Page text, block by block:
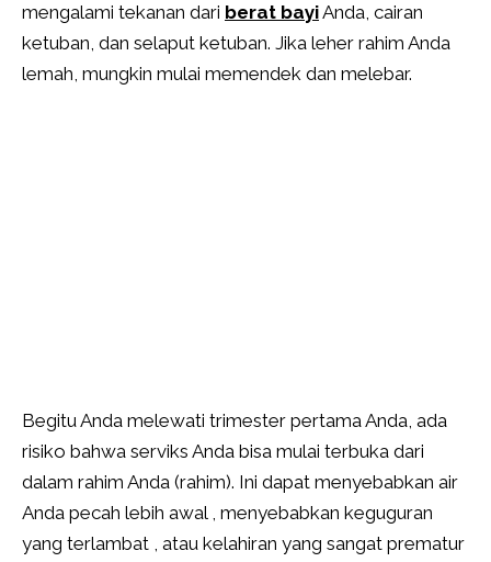
mengalami tekanan dari berat bayiAnda, cairan
ketuban, dan selaput ketuban. Jika leher rahim Anda
lemah, mungkin mulai memendek dan melebar.
Begitu Anda melewati trimester pertama Anda, ada
risiko bahwa serviks Anda bisa mulai terbuka dari
dalam rahim Anda (rahim). Ini dapat menyebabkan air
Anda pecah lebih awal , menyebabkan keguguran
yang terlambat , atau kelahiran yang sangat prematur